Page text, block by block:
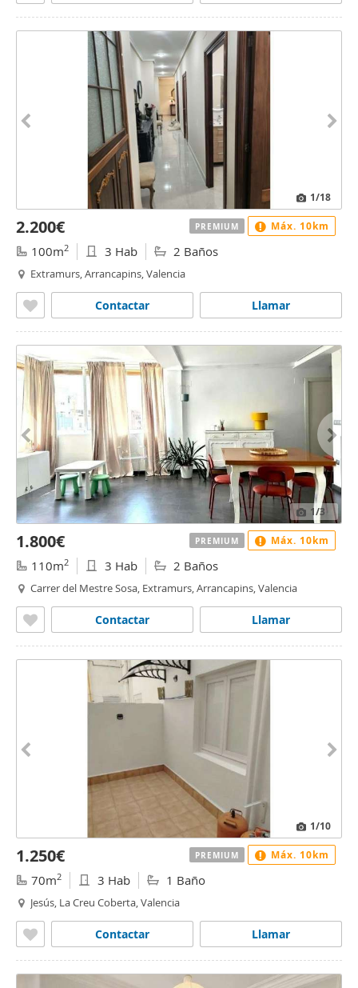
1/18
2.200€
100m2 3 Hab 2 Baños
Extramurs, Arrancapins, Valencia
Llamar
Contactar
PREMIUM Máx. 10km
1/3
1.800€
110m2 3 Hab 2 Baños
Carrer del Mestre Sosa, Extramurs, Arrancapins, Valencia
Llamar
Contactar
PREMIUM Máx. 10km
1/10
1.250€
70m2 3 Hab 1 Baño
Jesús, La Creu Coberta, Valencia
Llamar
Contactar
PREMIUM Máx. 10km